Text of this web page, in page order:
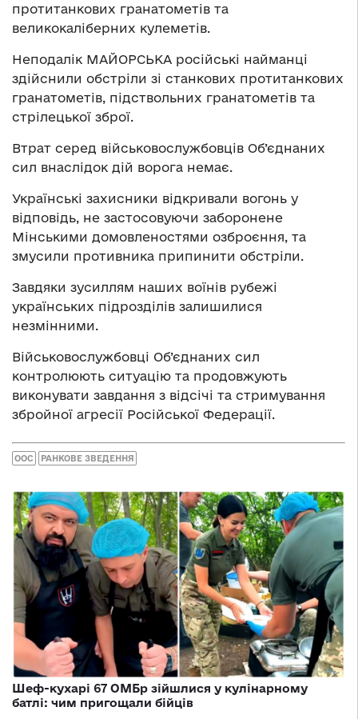
протитанкових гранатометів та
великокаліберних кулеметів.
Неподалік МАЙОРСЬКА російські найманці
здійснили обстріли зі станкових протитанкових
гранатометів, підствольних гранатометів та
стрілецької зброї.
Втрат серед військовослужбовців Об’єднаних
сил внаслідок дій ворога немає.
Українські захисники відкривали вогонь у
відповідь, не застосовуючи заборонене
Мінськими домовленостями озброєння, та
змусили противника припинити обстріли.
Завдяки зусиллям наших воїнів рубежі
українських підрозділів залишилися
незмінними.
Військовослужбовці Об’єднаних сил
контролюють ситуацію та продовжують
виконувати завдання з відсічі та стримування
збройної агресії Російської Федерації.
ООС РАНКОВЕ ЗВЕДЕННЯ
Шеф-кухарі 67 ОМБр зійшлися у кулінарному
батлі: чим пригощали бійців